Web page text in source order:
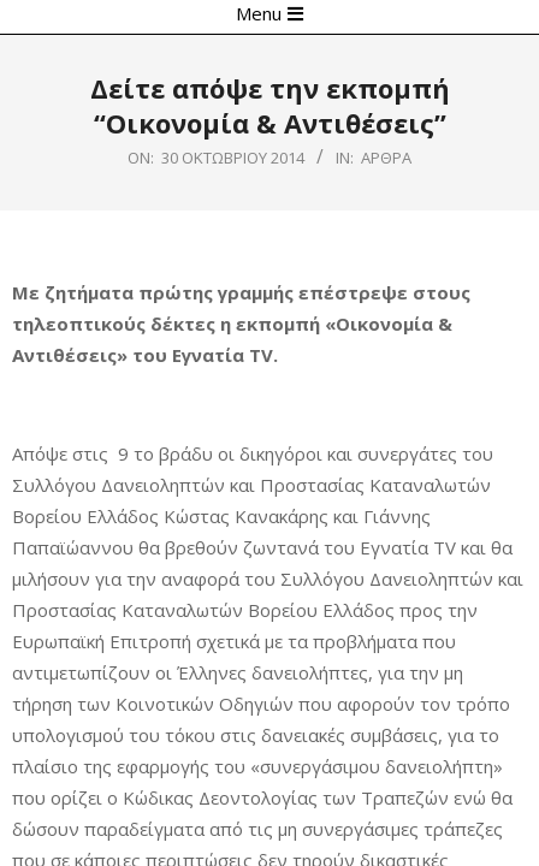
Navigation
Menu
Δείτε απόψε την εκπομπή
“Οικονομία & Αντιθέσεις”
ON: 30 ΟΚΤΩΒΡΊΟΥ 2014 IN: ΆΡΘΡΑ
Με ζητήματα πρώτης γραμμής επέστρεψε στους
τηλεοπτικούς δέκτες η εκπομπή «Οικονομία &
Αντιθέσεις» του Εγνατία TV.
Απόψε στις 9 το βράδυ οι δικηγόροι και συνεργάτες του
Συλλόγου Δανειοληπτών και Προστασίας Καταναλωτών
Βορείου Ελλάδος Κώστας Κανακάρης και Γιάννης
Παπαϊώαννου θα βρεθούν ζωντανά του Εγνατία TV και θα
μιλήσουν για την αναφορά του Συλλόγου Δανειοληπτών και
Προστασίας Καταναλωτών Βορείου Ελλάδος προς την
Ευρωπαϊκή Επιτροπή σχετικά με τα προβλήματα που
αντιμετωπίζουν οι Έλληνες δανειολήπτες, για την μη
τήρηση των Κοινοτικών Οδηγιών που αφορούν τον τρόπο
υπολογισμού του τόκου στις δανειακές συμβάσεις, για το
πλαίσιο της εφαρμογής του «συνεργάσιμου δανειολήπτη»
που ορίζει ο Κώδικας Δεοντολογίας των Τραπεζών ενώ θα
δώσουν παραδείγματα από τις μη συνεργάσιμες τράπεζες
που σε κάποιες περιπτώσεις δεν τηρούν δικαστικές